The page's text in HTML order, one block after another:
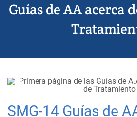
Búsquedas
Anonimato
Conceptos
Guías de AA acerca
SMG-14 Guías de